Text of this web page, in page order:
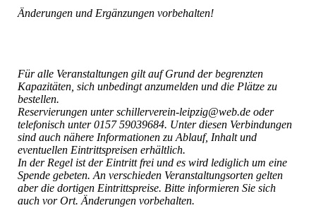
Änderungen und Ergänzungen vorbehalten!
Für alle Veranstaltungen gilt auf Grund der begrenzten
Kapazitäten, sich unbedingt anzumelden und die Plätze zu
bestellen.
Reservierungen unter schillerverein-leipzig@web.de oder
telefonisch unter 0157 59039684. Unter diesen Verbindungen
sind auch nähere Informationen zu Ablauf, Inhalt und
eventuellen Eintrittspreisen erhältlich.
In der Regel ist der Eintritt frei und es wird lediglich um eine
Spende gebeten. An verschieden Veranstaltungsorten gelten
aber die dortigen Eintrittspreise. Bitte informieren Sie sich
auch vor Ort. Änderungen vorbehalten.